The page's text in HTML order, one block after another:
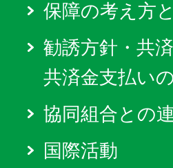
保障の考え方
勧誘方針・共
共済金支払い
協同組合との
国際活動